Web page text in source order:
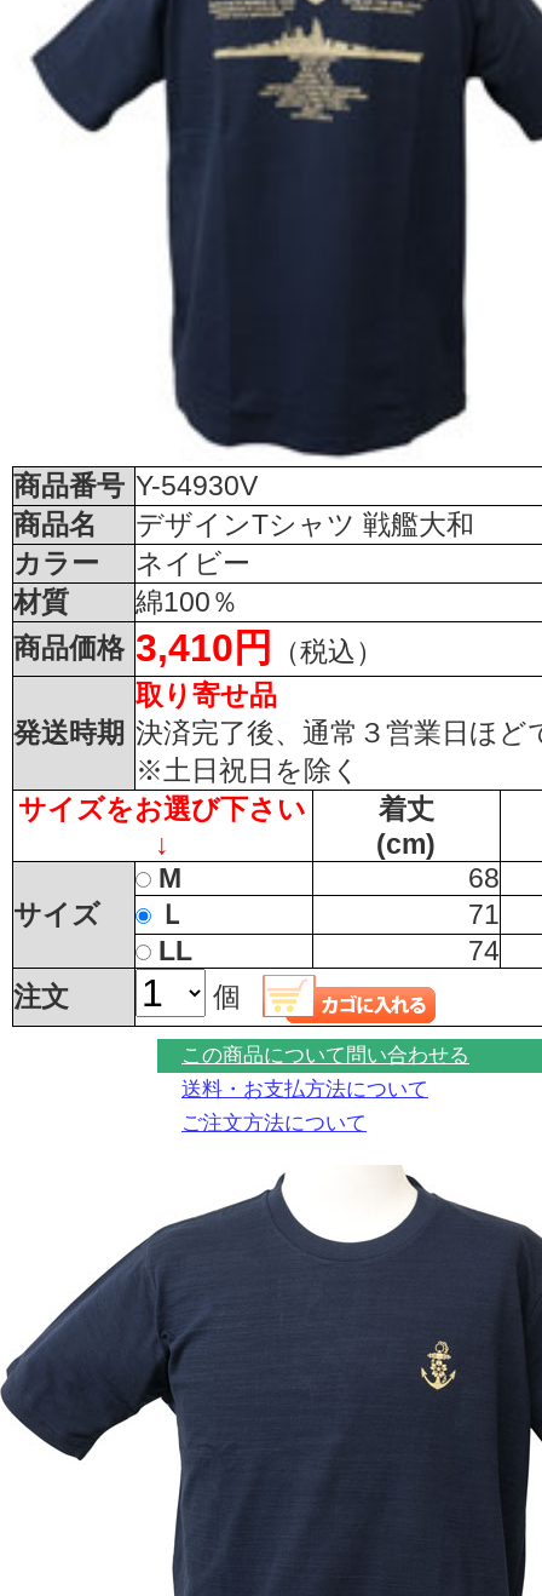
商品番号 Y-54930V
商品名
デザインTシャツ 戦艦大和
カラー
ネイビー
材質
綿100％
商品価格 3,410円 （税込）
発送時期
取り寄せ品
決済完了後、通常３営業日ほど
※土日祝日を除く
サイズをお選び下さい
↓
着丈
(cm)
サイズ
M
68
Ｌ
71
LL
74
注文
個
この商品について問い合わせる
送料・お支払方法について
ご注文方法について